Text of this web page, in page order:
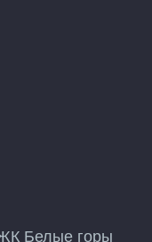
Белые горы